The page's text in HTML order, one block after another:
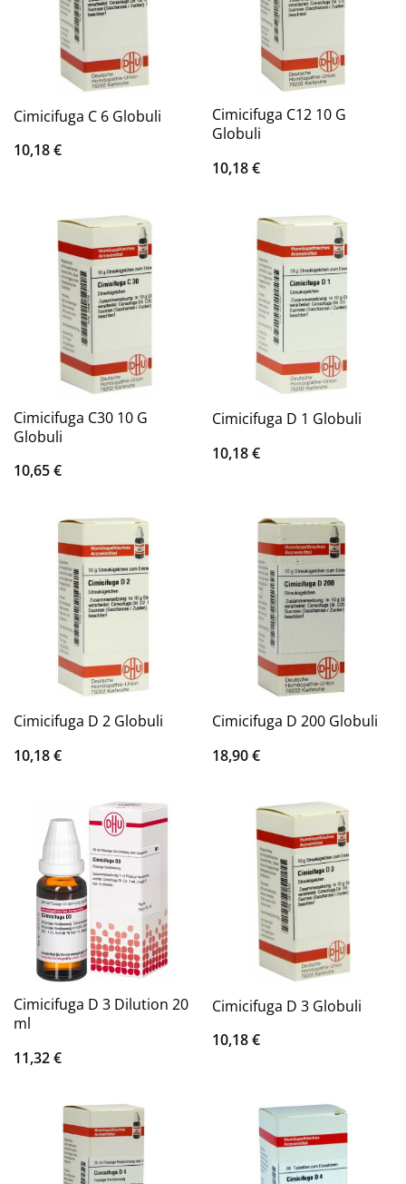
Cimicifuga C 6 Globuli
10,18€
Cimicifuga C12 10 G
Globuli
10,18€
Cimicifuga C30 10 G
Globuli
10,65€
Cimicifuga D 1 Globuli
10,18€
Cimicifuga D 2 Globuli
10,18€
Cimicifuga D 200 Globuli
18,90€
Cimicifuga D 3 Dilution 20
ml
11,32€
Cimicifuga D 3 Globuli
10,18€